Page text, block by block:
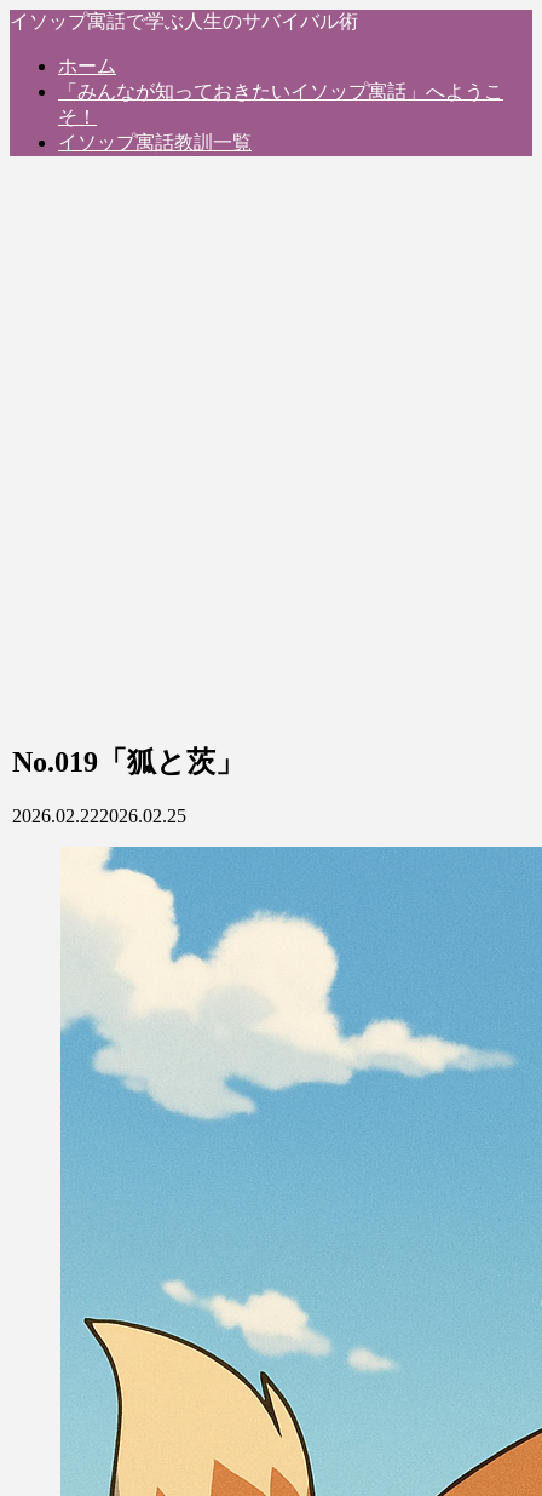
イソップ寓話で学ぶ人生のサバイバル術
ホーム
「みんなが知っておきたいイソップ寓話」へようこ
そ！
イソップ寓話教訓一覧
No.019「狐と茨」
2026.02.222026.02.25